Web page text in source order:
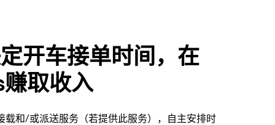
开车接单时间，在
取收入
载和/或派送服务（若提供此服务），自主安排时